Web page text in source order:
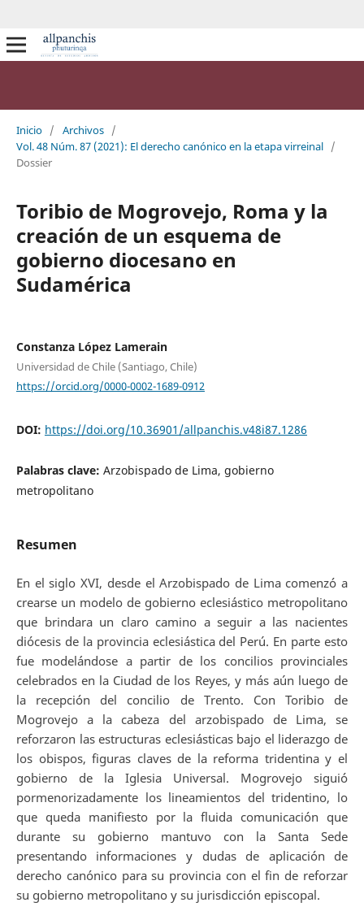
Inicio / Archivos /
Vol. 48 Núm. 87 (2021): El derecho canónico en la etapa virreinal /
Dossier
Toribio de Mogrovejo, Roma y la
creación de un esquema de
gobierno diocesano en
Sudamérica
Constanza López Lamerain
Universidad de Chile (Santiago, Chile)
https://orcid.org/0000-0002-1689-0912
DOI: https://doi.org/10.36901/allpanchis.v48i87.1286
Palabras clave: Arzobispado de Lima, gobierno
metropolitano
Resumen
En el siglo XVI, desde el Arzobispado de Lima comenzó a
crearse un modelo de gobierno eclesiástico metropolitano
que brindara un claro camino a seguir a las nacientes
diócesis de la provincia eclesiástica del Perú. En parte esto
fue modelándose a partir de los concilios provinciales
celebrados en la Ciudad de los Reyes, y más aún luego de
la recepción del concilio de Trento. Con Toribio de
Mogrovejo a la cabeza del arzobispado de Lima, se
reforzaron las estructuras eclesiásticas bajo el liderazgo de
los obispos, figuras claves de la reforma tridentina y el
gobierno de la Iglesia Universal. Mogrovejo siguió
pormenorizadamente los lineamientos del tridentino, lo
que queda manifiesto por la fluida comunicación que
durante su gobierno mantuvo con la Santa Sede
presentando informaciones y dudas de aplicación de
derecho canónico para su provincia con el fin de reforzar
su gobierno metropolitano y su jurisdicción episcopal.